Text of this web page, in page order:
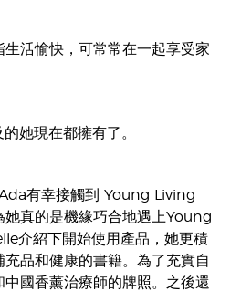
生活愉快，可常常在一起享受家
她現在都擁有了。
有幸接觸到 Young Living
她真的是機緣巧合地遇上Young
介紹下開始使用產品，她更積
品和健康的書籍。為了充實自
國香薰治療師的牌照。之後還